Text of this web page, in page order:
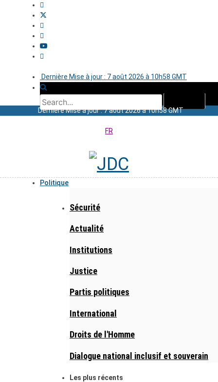
Dernière Mise à jour : 7 août 2026 à 10h58 GMT
Dernière Mise à jour : 7 août 2026 à 10h58 GMT
FR
Politique
Sécurité
Actualité
Institutions
Justice
Partis politiques
International
Droits de l'Homme
Dialogue national inclusif et souverain
Les plus récents